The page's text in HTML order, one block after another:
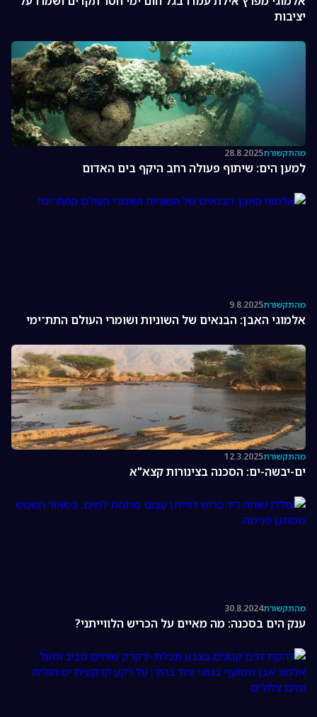
יציבות
מהתקשורת28.8.2025
למען הים: שיתוף פעולה רחב היקף בים האדום
מהתקשורת9.8.2025
אלמוגי האבן: הבנאים של השוניות ושומרי העולם התת־ימי
מהתקשורת12.3.2025
ים-יבשה-ים: הסכנה בצינורות קצא"א
מהתקשורת30.8.2024
ענק הים בסכנה: מה מאיים על הכריש הלווייתני?